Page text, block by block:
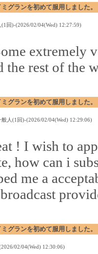
グランを初めて服用しました。
(1回)-(2026/02/04(Wed) 12:27:59)
extremely
the rest of the
グランを初めて服用しました。
般人(1回)-(2026/02/04(Wed) 12:29:06)
! I wish to
how can i
me a
グランを初めて服用しました。
02/04(Wed) 12:30:06)